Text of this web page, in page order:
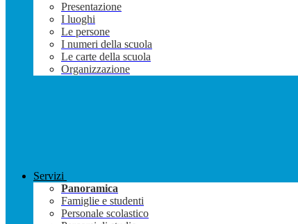
Presentazione
I luoghi
Le persone
I numeri della scuola
Le carte della scuola
Organizzazione
Servizi
Panoramica
Famiglie e studenti
Personale scolastico